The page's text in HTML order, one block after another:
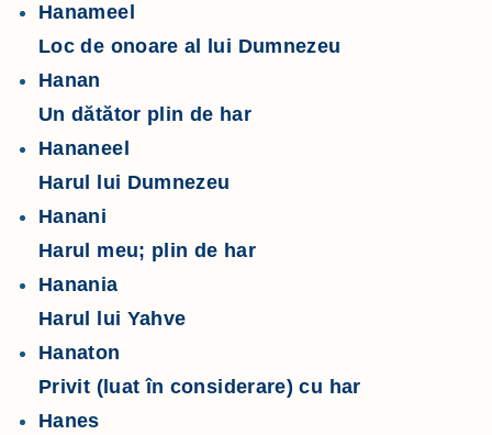
Hanameel
Loc de onoare al lui Dumnezeu
Hanan
Un dătător plin de har
Hananeel
Harul lui Dumnezeu
Hanani
Harul meu; plin de har
Hanania
Harul lui Yahve
Hanaton
Privit (luat în considerare) cu har
Hanes